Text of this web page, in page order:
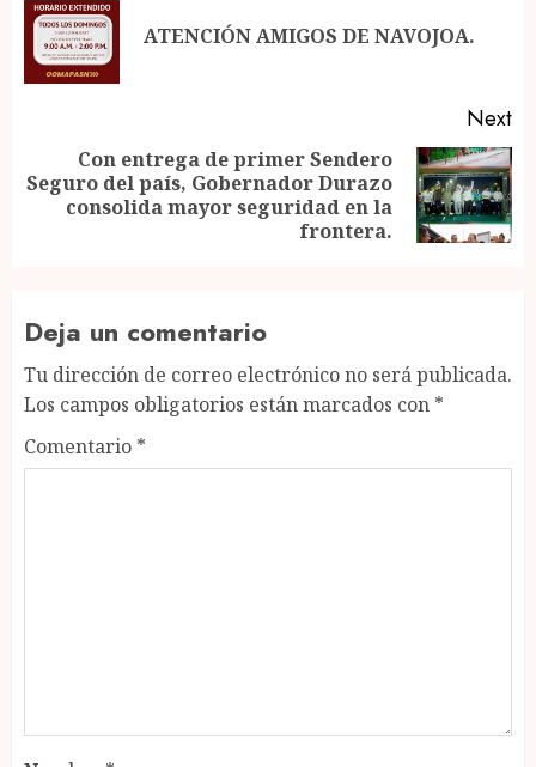
navigationATENCIÓN AMIGOS DE NAVOJOA.
Next
Next
post:
Con entrega de primer Sendero
Seguro del país, Gobernador Durazo
consolida mayor seguridad en la
frontera.
Deja un comentario
Tu dirección de correo electrónico no será publicada.
Los campos obligatorios están marcados con *
Comentario *